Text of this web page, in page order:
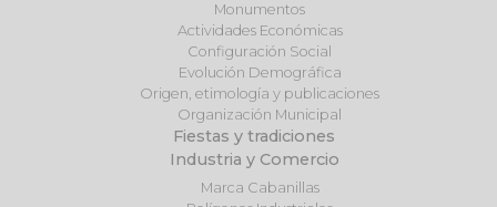
Monumentos
Actividades Económicas
Configuración Social
Evolución Demográfica
Origen, etimología y publicaciones
Organización Municipal
Fiestas y tradiciones
Industria y Comercio
Marca Cabanillas